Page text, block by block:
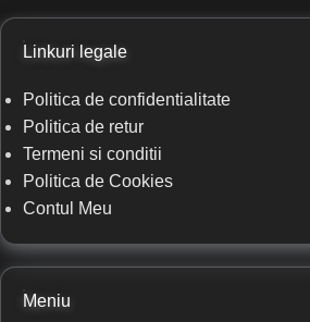
Linkuri legale
Politica de confidentialitate
Politica de retur
Termeni si conditii
Politica de Cookies
Contul Meu
Meniu